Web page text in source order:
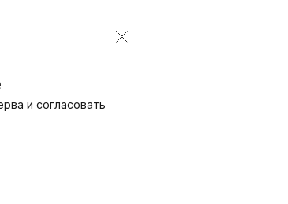
и согласовать